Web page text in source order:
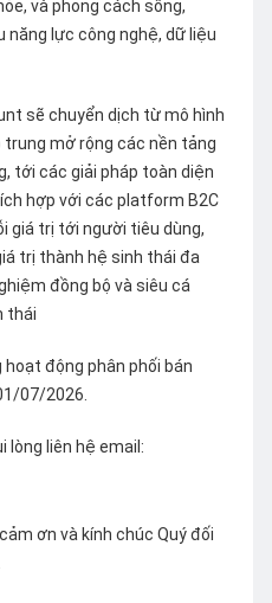
và phong cách sống,
năng lực công nghệ, dữ liệu
sẽ chuyển dịch từ mô hình
trung mở rộng các nền tảng
tới các giải pháp toàn diện
hợp với các platform B2C
giá trị tới người tiêu dùng,
trị thành hệ sinh thái đa
đồng bộ và siêu cá
thái
động phân phối bán
07/2026.
lòng liên hệ email:
ơn và kính chúc Quý đối